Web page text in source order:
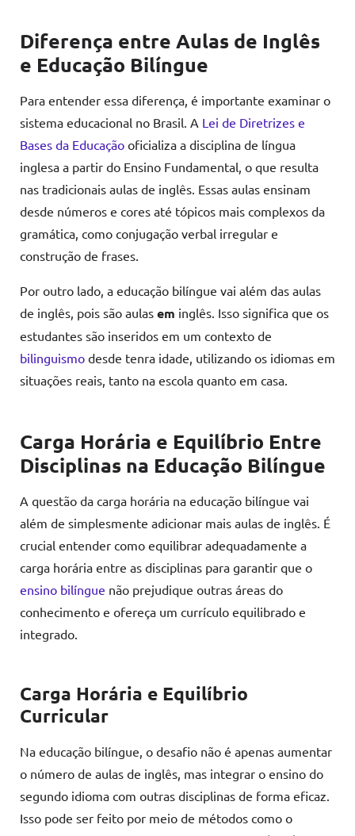
Diferença entre Aulas de Inglês
e Educação Bilíngue
Para entender essa diferença, é importante examinar o
sistema educacional no Brasil. A Lei de Diretrizes e
Bases da Educação oficializa a disciplina de língua
inglesa a partir do Ensino Fundamental, o que resulta
nas tradicionais aulas de inglês. Essas aulas ensinam
desde números e cores até tópicos mais complexos da
gramática, como conjugação verbal irregular e
construção de frases.
Por outro lado, a educação bilíngue vai além das aulas
de inglês, pois são aulas em inglês. Isso significa que os
estudantes são inseridos em um contexto de
bilinguismo desde tenra idade, utilizando os idiomas em
situações reais, tanto na escola quanto em casa.
Carga Horária e Equilíbrio Entre
Disciplinas na Educação Bilíngue
A questão da carga horária na educação bilíngue vai
além de simplesmente adicionar mais aulas de inglês. É
crucial entender como equilibrar adequadamente a
carga horária entre as disciplinas para garantir que o
ensino bilíngue não prejudique outras áreas do
conhecimento e ofereça um currículo equilibrado e
integrado.
Carga Horária e Equilíbrio
Curricular
Na educação bilíngue, o desafio não é apenas aumentar
o número de aulas de inglês, mas integrar o ensino do
segundo idioma com outras disciplinas de forma eficaz.
Isso pode ser feito por meio de métodos como o